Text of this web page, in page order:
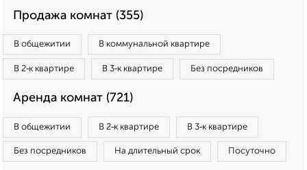
Продажа комнат (355)
В общежитии В коммунальной квартире
В 2‑к квартире В 3‑к квартире Без посредников
Аренда комнат (721)
В общежитии В 2‑к квартире В 3‑к квартире
Без посредников На длительный срок Посуточно